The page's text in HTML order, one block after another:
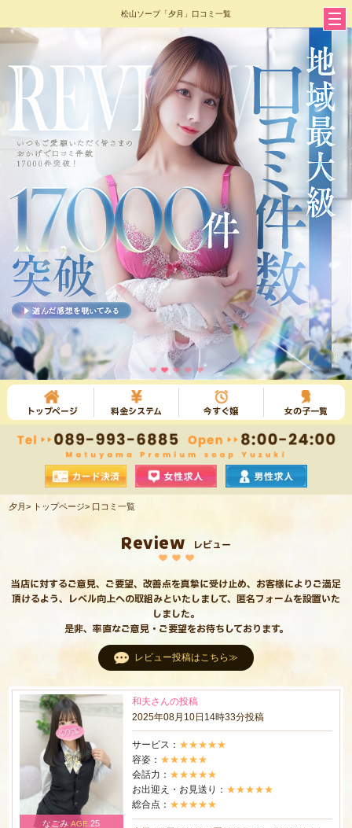
松山ソープ「夕月」口コミ一覧
トップページ 料金システム 今すぐ嬢 女の子一覧
夕月 トップページ 口コミ一覧
Review レビュー
当店に対するご意見、ご要望、改善点を真摯に受け止め、お客様によりご満足
頂けるよう、レベル向上への取組みといたしまして、匿名フォームを設置いた
しました。
是非、率直なご意見・ご要望をお待ちしております。
レビュー投稿はこちら≫
なごみAGE.25
和夫さんの投稿
2025年08月10日14時33分投稿
サービス： ★★★★★
容姿： ★★★★★
会話力： ★★★★★
お出迎え・お見送り： ★★★★★
総合点： ★★★★★